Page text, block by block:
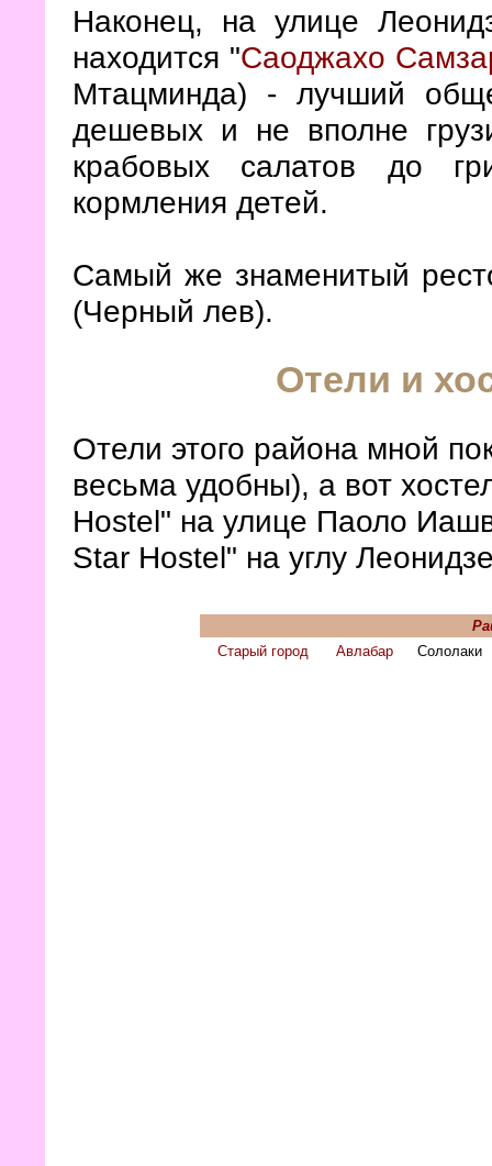
Наконец, на улице
находится "Саоджахо
Мтацминда) - лучший
дешевых и не вполне
крабовых салатов до
кормления детей.
Самый же знаменитый
(Черный лев).
Отели и
Отели этого района мной
весьма удобны), а вот
Hostel" на улице Паоло
Star Hostel" на углу
Старый город
Авлабар Сололаки